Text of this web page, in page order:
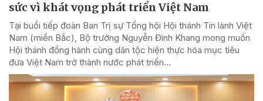
sức vì khát vọng phát triển Việt Nam
Tại buổi tiếp đoàn Ban Trị sự Tổng hội Hội thánh Tin lành Việt
Nam (miền Bắc), Bộ trưởng Nguyễn Đình Khang mong muốn
Hội thánh đồng hành cùng dân tộc hiện thực hóa mục tiêu
đưa Việt Nam trở thành nước phát triển...